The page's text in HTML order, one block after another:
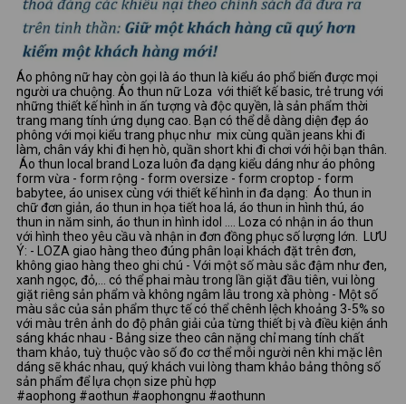
Áo phông nữ hay còn gọi là áo thun là kiểu áo phổ biến được mọi
người ưa chuộng. Áo thun nữ Loza với thiết kế basic, trẻ trung với
những thiết kế hình in ấn tượng và độc quyền, là sản phẩm thời
trang mang tính ứng dụng cao. Bạn có thể dễ dàng diện đẹp áo
phông với mọi kiểu trang phục như mix cùng quần jeans khi đi
làm, chân váy khi đi hẹn hò, quần short khi đi chơi với hội bạn thân.
Áo thun local brand Loza luôn đa dạng kiểu dáng như áo phông
form vừa - form rộng - form oversize - form croptop - form
babytee, áo unisex cùng với thiết kế hình in đa dạng: Áo thun in
chữ đơn giản, áo thun in họa tiết hoa lá, áo thun in hình thú, áo
thun in năm sinh, áo thun in hình idol …. Loza có nhận in áo thun
với hình theo yêu cầu và nhận in đơn đồng phục số lượng lớn. LƯU
Ý: - LOZA giao hàng theo đúng phân loại khách đặt trên đơn,
không giao hàng theo ghi chú - Với một số màu sắc đậm như đen,
xanh ngọc, đỏ,... có thể phai màu trong lần giặt đầu tiên, vui lòng
giặt riêng sản phẩm và không ngâm lâu trong xà phòng - Một số
màu sắc của sản phẩm thực tế có thể chênh lệch khoảng 3-5% so
với màu trên ảnh do độ phân giải của từng thiết bị và điều kiện ánh
sáng khác nhau - Bảng size theo cân nặng chỉ mang tính chất
tham khảo, tuỳ thuộc vào số đo cơ thể mỗi người nên khi mặc lên
dáng sẽ khác nhau, quý khách vui lòng tham khảo bảng thông số
sản phẩm để lựa chọn size phù hợp
#aophong #aothun #aophongnu #aothunn